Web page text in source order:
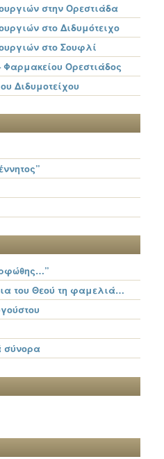
στην Ορεστιάδα
στο Διδυμότειχο
στο Σουφλί
Φαρμακείου Ορεστιάδος
Διδυμοτείχου
του Θεού τη φαμελιά…
σύνορα